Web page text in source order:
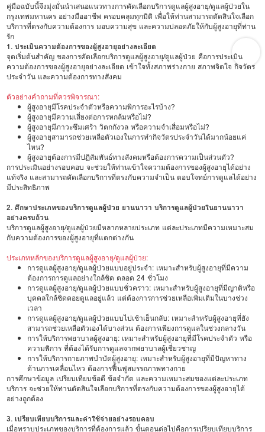
คู่มือฉบับนี้จึงมุ่งมั่นนำเสนอแนวทางการคัดเลือกบริการดูแลผู้สูงอายุ/ดูแลผู้ป่วยใน
กรุงเทพมหานคร อย่างมืออาชีพ ครอบคลุมทุกมิติ เพื่อให้ท่านสามารถตัดสินใจเลือก
บริการที่ตรงกับความต้องการ มอบความสุข และความปลอดภัยให้กับผู้สูงอายุที่ท่าน
รัก
1. ประเมินความต้องการของผู้สูงอายุอย่างละเอียด
จุดเริ่มต้นสำคัญ ของการคัดเลือกบริการดูแลผู้สูงอายุ/ดูแลผู้ป่วย คือการประเมิน
ความต้องการของผู้สูงอายุอย่างละเอียด เข้าใจทั้งสภาพร่างกาย สภาพจิตใจ กิจวัตร
ประจำวัน และความต้องการทางสังคม
ตัวอย่างคำถามที่ควรพิจารณา:
ผู้สูงอายุมีโรคประจำตัวหรือความพิการอะไรบ้าง?
ผู้สูงอายุมีความเสี่ยงต่อการหกล้มหรือไม่?
ผู้สูงอายุมีภาวะซึมเศร้า วิตกกังวล หรือความจำเสื่อมหรือไม่?
ผู้สูงอายุสามารถช่วยเหลือตัวเองในการทำกิจวัตรประจำวันได้มากน้อยแค่
ไหน?
ผู้สูงอายุต้องการมีปฏิสัมพันธ์ทางสังคมหรือต้องการความเป็นส่วนตัว?
การประเมินอย่างรอบคอบ จะช่วยให้ท่านเข้าใจความต้องการของผู้สูงอายุได้อย่าง
แท้จริง และสามารถคัดเลือกบริการที่ตรงกับความจำเป็น ตอบโจทย์การดูแลได้อย่าง
มีประสิทธิภาพ
2. ศึกษาประเภทของบริการดูแลผู้ป่วย ยานนาวา บริการดูแลผู้ป่วยในยานนาวา
อย่างครบถ้วน
บริการดูแลผู้สูงอายุ/ดูแลผู้ป่วยมีหลากหลายประเภท แต่ละประเภทมีความเหมาะสม
กับความต้องการของผู้สูงอายุที่แตกต่างกัน
ประเภทหลักของบริการดูแลผู้สูงอายุ/ดูแลผู้ป่วย:
การดูแลผู้สูงอายุ/ดูแลผู้ป่วยแบบอยู่ประจำ: เหมาะสำหรับผู้สูงอายุที่มีความ
ต้องการการดูแลอย่างใกล้ชิด ตลอด 24 ชั่วโมง
การดูแลผู้สูงอายุ/ดูแลผู้ป่วยแบบชั่วคราว: เหมาะสำหรับผู้สูงอายุที่มีญาติหรือ
บุคคลใกล้ชิดคอยดูแลอยู่แล้ว แต่ต้องการการช่วยเหลือเพิ่มเติมในบางช่วง
เวลา
การดูแลผู้สูงอายุ/ดูแลผู้ป่วยแบบไปเช้าเย็นกลับ: เหมาะสำหรับผู้สูงอายุที่ยัง
สามารถช่วยเหลือตัวเองได้บางส่วน ต้องการเพียงการดูแลในช่วงกลางวัน
การให้บริการพยาบาลผู้สูงอายุ: เหมาะสำหรับผู้สูงอายุที่มีโรคประจำตัว หรือ
ความพิการ ที่ต้องได้รับการดูแลจากพยาบาลผู้เชี่ยวชาญ
การให้บริการกายภาพบำบัดผู้สูงอายุ: เหมาะสำหรับผู้สูงอายุที่มีปัญหาทาง
ด้านการเคลื่อนไหว ต้องการฟื้นฟูสมรรถภาพทางกาย
การศึกษาข้อมูล เปรียบเทียบข้อดี ข้อจำกัด และความเหมาะสมของแต่ละประเภท
บริการ จะช่วยให้ท่านตัดสินใจเลือกบริการที่ตรงกับความต้องการของผู้สูงอายุได้
อย่างถูกต้อง
3. เปรียบเทียบบริการและค่าใช้จ่ายอย่างรอบคอบ
เมื่อทราบประเภทของบริการที่ต้องการแล้ว ขั้นตอนต่อไปคือการเปรียบเทียบบริการ